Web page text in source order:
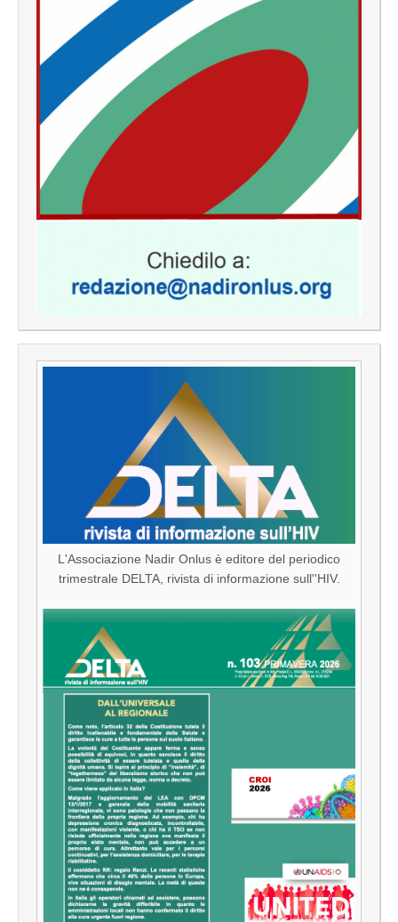
L'Associazione Nadir Onlus è editore del periodico
trimestrale DELTA, rivista di informazione sull''HIV.